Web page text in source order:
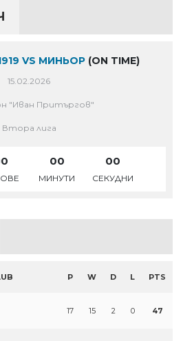
VS МИНЬОР (ON TIME)
15.02.2026
"Иван Притъргов"
Втора лига
00
МИНУТИ
00
СЕКУДНИ
P W D L PTS
17 15 2 0 47